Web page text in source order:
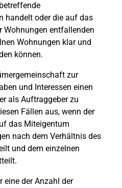
handelt oder die auf das
Wohnungen entfallenden
Wohnungen klar und
können.
zur
und Interessen einen
als Auftraggeber zu
Fällen aus, wenn der
das Miteigentum
nach dem Verhältnis des
und dem einzelnen
eine der Anzahl der